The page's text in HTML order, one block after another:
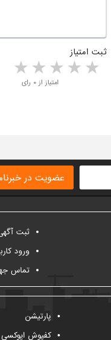
ثبت امتیاز
4 stars 3 stars 2 stars 1 star امتیاز از ۰ رای
عضویت در
ثبت
ورود
تماس
پارتیشن
کفپوش اپوکسی